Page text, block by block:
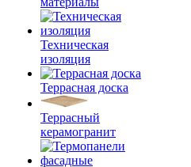
Техническая
изоляция
Террасная доска
Террасный
керамогранит